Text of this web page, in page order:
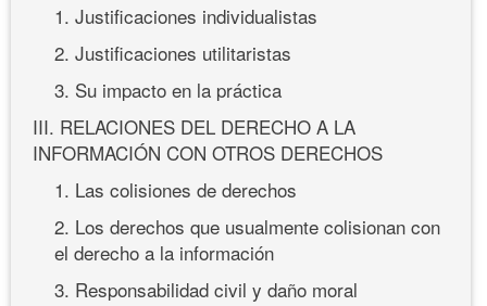
1. Justificaciones individualistas
2. Justificaciones utilitaristas
3. Su impacto en la práctica
III. RELACIONES DEL DERECHO A LA
INFORMACIÓN CON OTROS DERECHOS
1. Las colisiones de derechos
2. Los derechos que usualmente colisionan con
el derecho a la información
3. Responsabilidad civil y daño moral